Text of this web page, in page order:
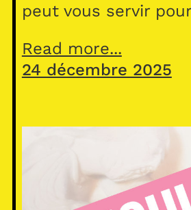
peut vous servir
Read more...
24 décembre 2025